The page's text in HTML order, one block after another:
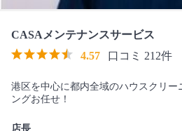
CASAメンテナンスサービス
4.57
口コミ 212件
港区を中心に都内全域のハウスクリー
ングお任せ！
店長